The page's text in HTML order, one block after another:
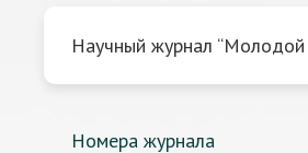
Научный журнал “Молодой
Номера журнала